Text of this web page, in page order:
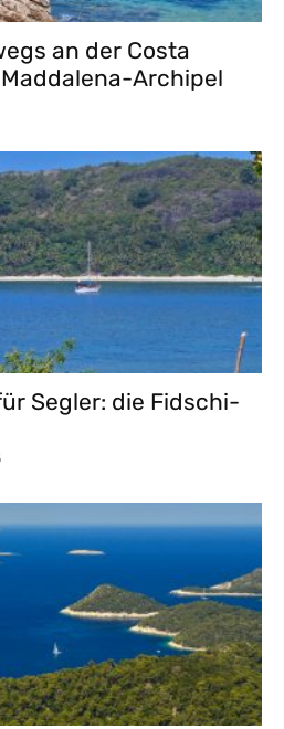
an der Costa
Archipel
Segler: die Fidschi-